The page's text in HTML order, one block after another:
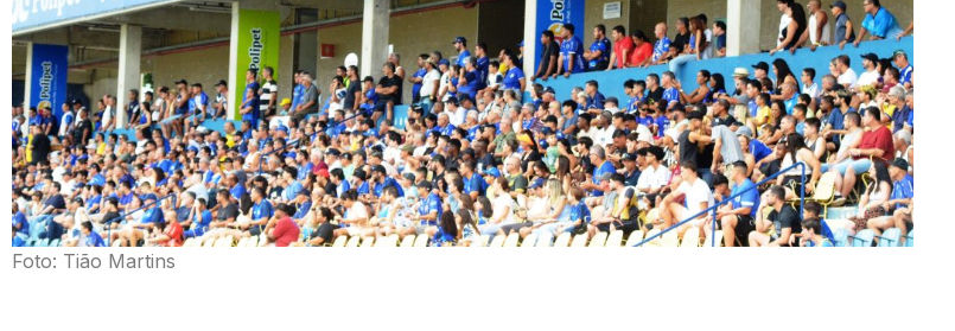
Foto: Tião Martins